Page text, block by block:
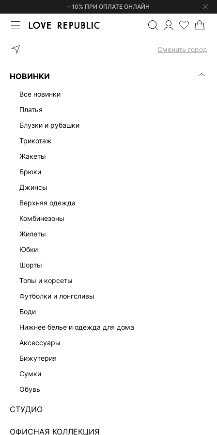
– 10% ПРИ ОПЛАТЕ ОНЛАЙН
Сменить город
НОВИНКИ
все новинки
платья
блузки и рубашки
трикотаж
жакеты
брюки
джинсы
верхняя одежда
комбинезоны
жилеты
юбки
шорты
топы и корсеты
футболки и лонгсливы
боди
нижнее белье и одежда для дома
аксессуары
бижутерия
сумки
обувь
СТУДИО
ОФИСНАЯ КОЛЛЕКЦИЯ
ГЛАВНАЯ ТОП В ПОЛОСКУ
Нет в наличии
ЦВЕТ:БЕЛЫЙ